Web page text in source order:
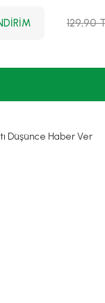
129,90
Düşünce Haber Ver